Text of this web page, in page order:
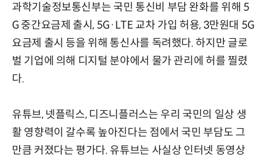
과학기술정보통신부는 국민 통신비 부담 완화를 위해 5
G 중간요금제 출시, 5G·LTE 교차 가입 허용, 3만원대 5G
요금제 출시 등을 위해 통신사를 독려했다. 하지만 글로
벌 기업에 의해 디지털 분야에서 물가 관리에 허를 찔렸
다.
유튜브, 넷플릭스, 디즈니플러스는 우리 국민의 일상 생
활 영향력이 갈수록 높아진다는 점에서 국민 부담도 그
만큼 커졌다는 평가다. 유튜브는 사실상 인터넷 동영상